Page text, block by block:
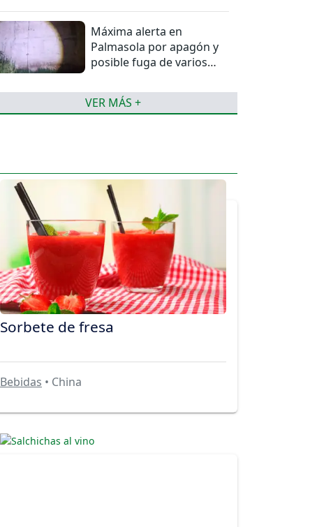
Máxima alerta en
Palmasola por apagón y
posible fuga de varios
VER MÁS +
Sorbete de fresa
Bebidas • China